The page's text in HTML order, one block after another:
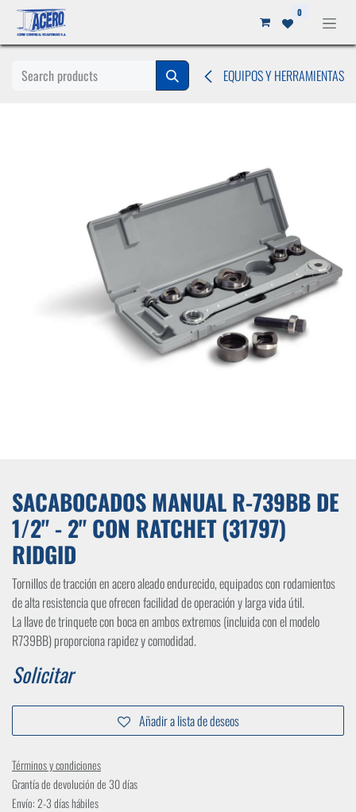
Ir al contenido 0
EQUIPOS Y HERRAMIENTAS
SACABOCADOS MANUAL R-739BB DE
1/2" - 2" CON RATCHET (31797)
RIDGID
Tornillos de tracción en acero aleado endurecido, equipados con rodamientos
de alta resistencia que ofrecen facilidad de operación y larga vida útil.
La llave de trinquete con boca en ambos extremos (incluida con el modelo
R739BB) proporciona rapidez y comodidad.
Solicitar
Añadir a lista de deseos
Términos y condiciones
Grantía de devolución de 30 días
Envío: 2-3 días hábiles